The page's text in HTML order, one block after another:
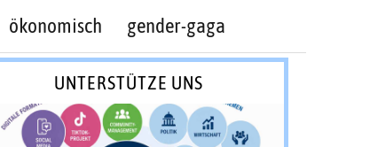
ökonomisch gender-gaga
UNTERSTÜTZE UNS